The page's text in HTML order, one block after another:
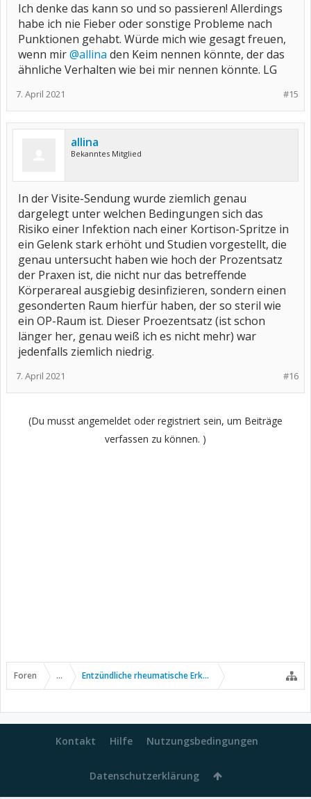
Ich denke das kann so und so passieren! Allerdings
habe ich nie Fieber oder sonstige Probleme nach
Punktionen gehabt. Würde mich wie gesagt freuen,
wenn mir@allina den Keim nennen könnte, der das
ähnliche Verhalten wie bei mir nennen könnte. LG
#15
7. April 2021
allina
Bekanntes Mitglied
In der Visite-Sendung wurde ziemlich genau
dargelegt unter welchen Bedingungen sich das
Risiko einer Infektion nach einer Kortison-Spritze in
ein Gelenk stark erhöht und Studien vorgestellt, die
genau untersucht haben wie hoch der Prozentsatz
der Praxen ist, die nicht nur das betreffende
Körperareal ausgiebig desinfizieren, sondern einen
gesonderten Raum hierfür haben, der so steril wie
ein OP-Raum ist. Dieser Proezentsatz (ist schon
länger her, genau weiß ich es nicht mehr) war
jedenfalls ziemlich niedrig.
#16
7. April 2021
(Du musst angemeldet oder registriert sein, um Beiträge
verfassen zu können. )
Foren ... Entzündliche rheumatische Erkrankungen
Kontakt Hilfe Nutzungsbedingungen
Datenschutzerklärung